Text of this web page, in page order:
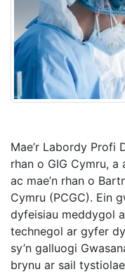
Mae’r Labordy Profi
rhan o GIG Cymru,
ac mae’n rhan o
Cymru (PCGC). Ein
dyfeisiau meddygol
technegol ar gyfer
sy’n galluogi
brynu ar sail